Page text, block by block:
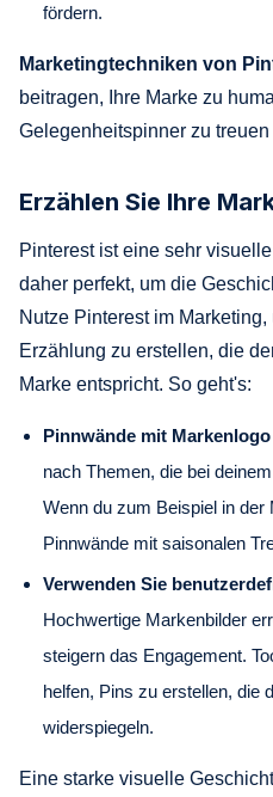
fördern.
Marketingtechniken von
beitragen, Ihre Marke zu
Gelegenheitspinner zu
Erzählen Sie Ihre
Pinterest ist eine sehr
daher perfekt, um die
Nutze Pinterest im
Erzählung zu erstellen, die
Marke entspricht. So geht's:
Pinnwände mit
nach Themen, die bei
Wenn du zum Beispiel in der
Pinnwände mit saisonalen
Verwenden Sie
Hochwertige Markenbilder
steigern das Engagement.
helfen, Pins zu erstellen, die
widerspiegeln.
Eine starke visuelle